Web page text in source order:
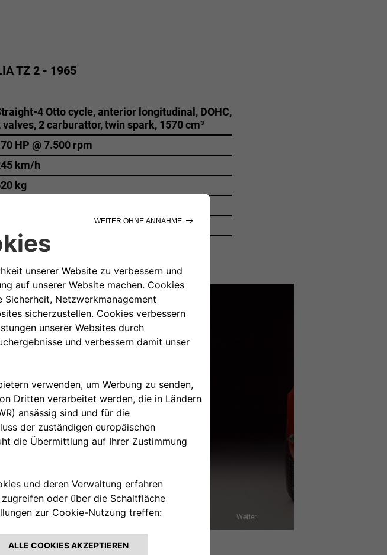
TZ 2 - 1965
4 Otto cycle, anterior longitudinal, DOHC,
valves, 2 carburattor, twin spark, 1570 cm³
HP @ 7.500 rpm
km/h
kg
Weiter